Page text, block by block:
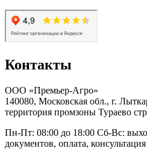
Контакты
ООО «Премьер-Агро»
140080, Московская обл., г.
территория промзоны Тураево
Пн-Пт: 08:00 до 18:00 Сб-Вс:
документов, оплата,